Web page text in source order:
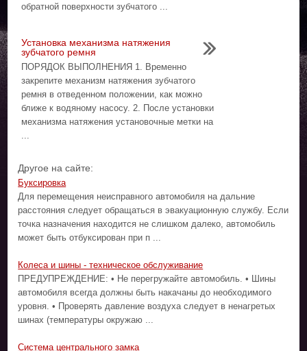
обратной поверхности зубчатого ...
Установка механизма натяжения
зубчатого ремня
ПОРЯДОК ВЫПОЛНЕНИЯ 1. Временно
закрепите механизм натяжения зубчатого
ремня в отведенном положении, как можно
ближе к водяному насосу. 2. После установки
механизма натяжения установочные метки на
Другое на сайте:
Буксировка
Для перемещения неисправного автомобиля на дальние
расстояния следует обращаться в эвакуационную службу. Если
точка назначения находится не слишком далеко, автомобиль
может быть отбуксирован при п ...
Колеса и шины - техническое обслуживание
ПРЕДУПРЕЖДЕНИЕ: • Не перегружайте автомобиль. • Шины
автомобиля всегда должны быть накачаны до необходимого
уровня. • Проверять давление воздуха следует в ненагретых
шинах (температуры окружаю ...
Система центрального замка